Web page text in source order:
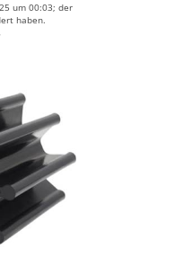
um 00:03; der
haben.